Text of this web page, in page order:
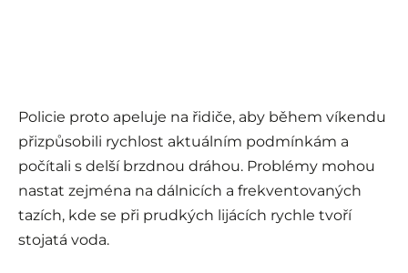
Policie proto apeluje na řidiče, aby během víkendu
přizpůsobili rychlost aktuálním podmínkám a
počítali s delší brzdnou dráhou. Problémy mohou
nastat zejména na dálnicích a frekventovaných
tazích, kde se při prudkých lijácích rychle tvoří
stojatá voda.